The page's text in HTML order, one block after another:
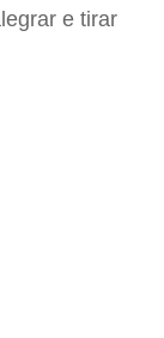
e tirar